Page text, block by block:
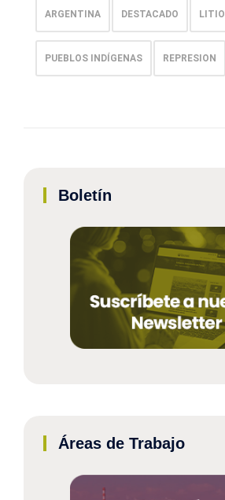
ARGENTINA DESTACADO LITIO
PUEBLOS INDÍGENAS REPRESION
Boletín
Áreas de Trabajo